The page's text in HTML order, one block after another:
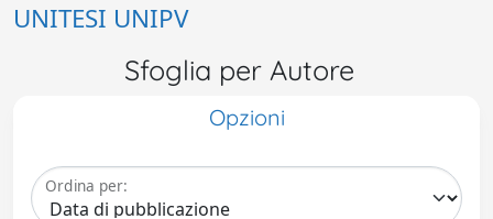
UNITESI UNIPV
Sfoglia per Autore
Opzioni
Ordina per: